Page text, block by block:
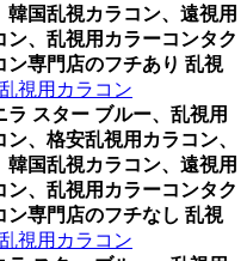
国乱視カラコン、遠視用
ン、乱視用カラーコンタク
ン専門店のフチあり 乱視
視用カラコン
ラ スター ブルー、乱視用
、格安乱視用カラコン、
国乱視カラコン、遠視用
ン、乱視用カラーコンタク
ン専門店のフチなし 乱視
視用カラコン